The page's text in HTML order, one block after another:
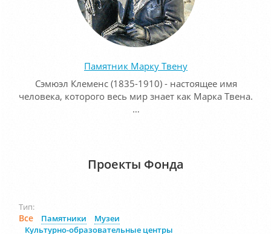
Памятник Марку Твену
Сэмюэл Клеменс (1835-1910) - настоящее имя
человека, которого весь мир знает как Марка Твена.
…
Проекты Фонда
Тип:
Все Памятники
Музеи
Культурно-образовательные центры